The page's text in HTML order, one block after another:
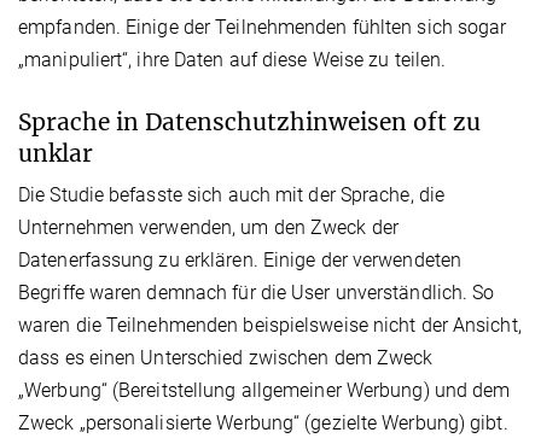
empfanden. Einige der Teilnehmenden fühlten sich sogar
„manipuliert“, ihre Daten auf diese Weise zu teilen.
Sprache in Datenschutzhinweisen oft zu
unklar
Die Studie befasste sich auch mit der Sprache, die
Unternehmen verwenden, um den Zweck der
Datenerfassung zu erklären. Einige der verwendeten
Begriffe waren demnach für die User unverständlich. So
waren die Teilnehmenden beispielsweise nicht der Ansicht,
dass es einen Unterschied zwischen dem Zweck
„Werbung“ (Bereitstellung allgemeiner Werbung) und dem
Zweck „personalisierte Werbung“ (gezielte Werbung) gibt.